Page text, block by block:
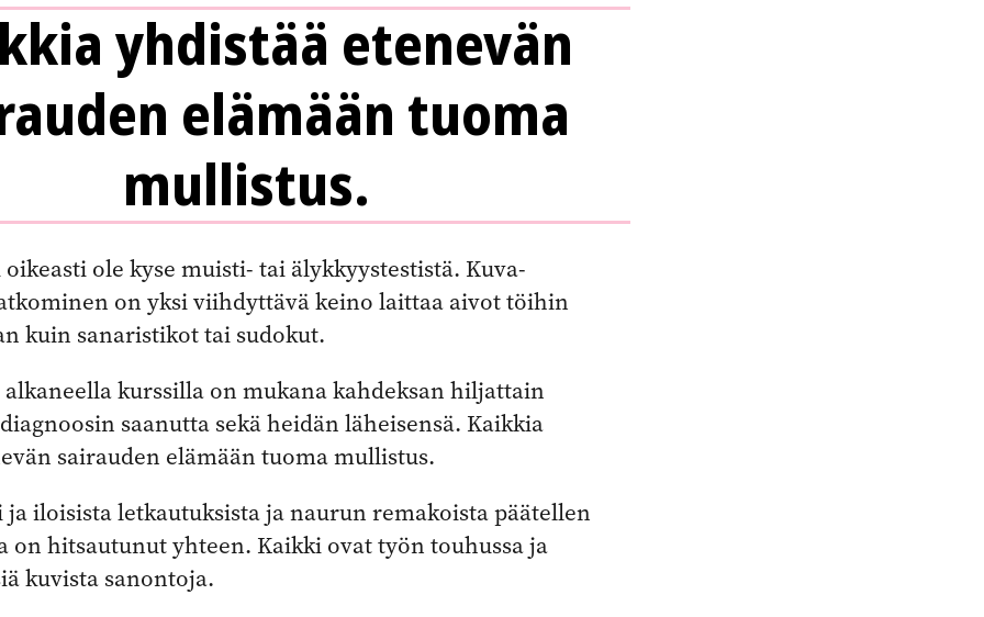
yhdistää etenevän
elämään tuoma
mullistus.
oikeasti ole kyse muisti- tai älykkyystestistä. Kuva-
on yksi viihdyttävä keino laittaa aivot töihin
kuin sanaristikot tai sudokut.
kurssilla on mukana kahdeksan hiljattain
saanutta sekä heidän läheisensä. Kaikkia
sairauden elämään tuoma mullistus.
iloisista letkautuksista ja naurun remakoista päätellen
on hitsautunut yhteen. Kaikki ovat työn touhussa ja
kuvista sanontoja.